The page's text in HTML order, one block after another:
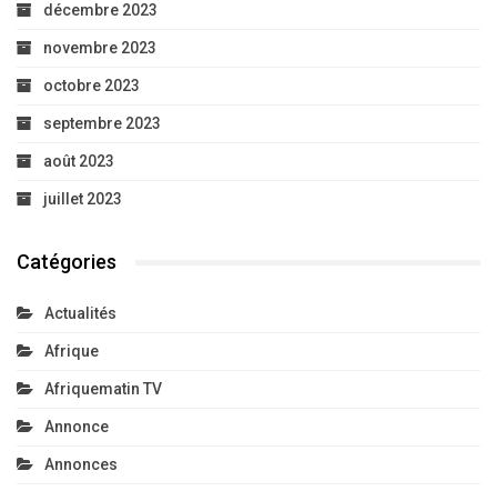
décembre 2023
novembre 2023
octobre 2023
septembre 2023
août 2023
juillet 2023
Catégories
Actualités
Afrique
Afriquematin TV
Annonce
Annonces